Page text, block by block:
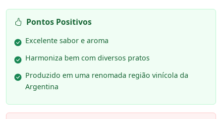
Pontos Positivos
Excelente sabor e aroma
Harmoniza bem com diversos pratos
Produzido em uma renomada região vinícola da
Argentina